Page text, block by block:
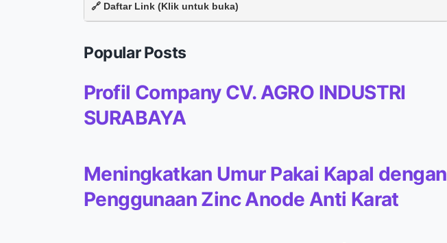
🔗 Daftar Link (Klik untuk buka)
Popular Posts
Profil Company CV. AGRO INDUSTRI
SURABAYA
Meningkatkan Umur Pakai Kapal dengan
Penggunaan Zinc Anode Anti Karat